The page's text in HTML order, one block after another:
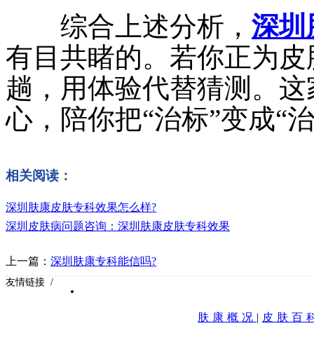
综合上述分析， 深圳
有目共睹的。若你正为
趟，用体验代替猜测。
心，陪你把“治标”变成“
相关阅读：
深圳肤康皮肤专科效果怎么样?
深圳皮肤病问题咨询：深圳肤康皮肤专科效果
上一篇： 深圳肤康专科能信吗?
友情链接 /
肤康概况 | 皮肤百